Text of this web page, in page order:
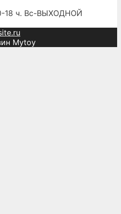
18 ч. Вс-ВЫХОДНОЙ
Mytoy